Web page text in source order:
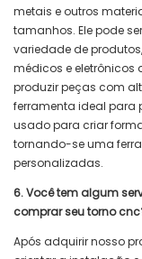
metais e outros
tamanhos. Ele pode
variedade de
médicos e eletrônicos
produzir peças com
ferramenta ideal para
usado para criar
tornando-se uma
personalizadas.
6. Você tem algum
comprar seu torno
Após adquirir nosso